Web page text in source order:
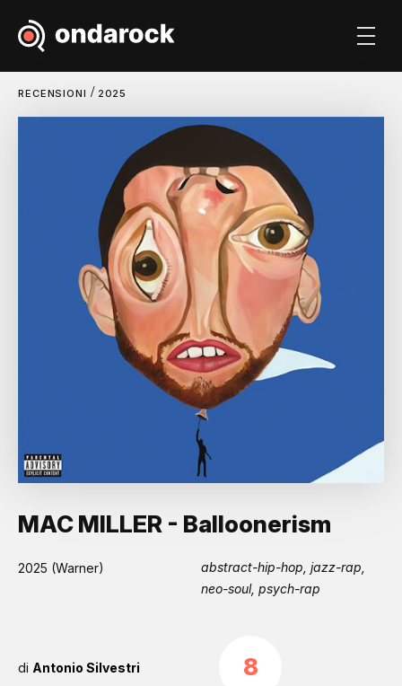
RECENSIONI / 2025
MAC MILLER - Balloonerism
2025 (Warner)
abstract-hip-hop, jazz-rap,
neo-soul, psych-rap
di Antonio Silvestri 8